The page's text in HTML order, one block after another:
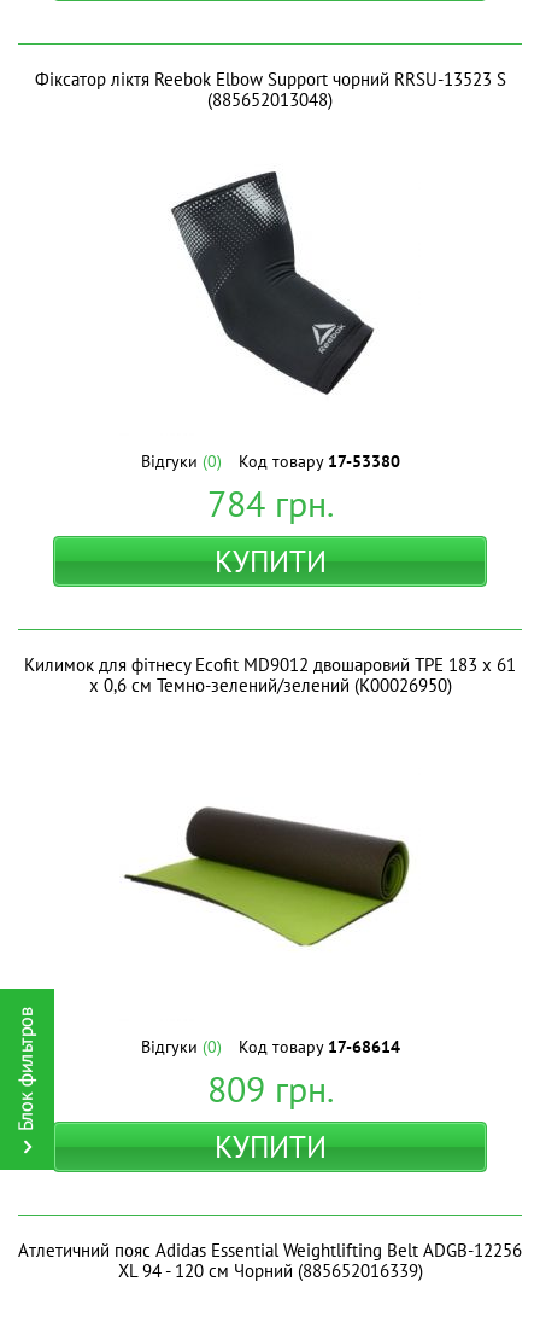
Фіксатор ліктя Reebok Elbow Support чорний RRSU-13523 S
(885652013048)
Відгуки (0) Код товару 17-53380
784грн.
КУПИТИ
Килимок для фітнесу Ecofit MD9012 двошаровий TPE 183 х 61
х 0,6 см Темно-зелений/зелений (К00026950)
Відгуки (0) Код товару 17-68614
809 грн.
КУПИТИ
Атлетичний пояс Adidas Essential Weightlifting Belt ADGB-12256
XL 94 - 120 см Чорний (885652016339)